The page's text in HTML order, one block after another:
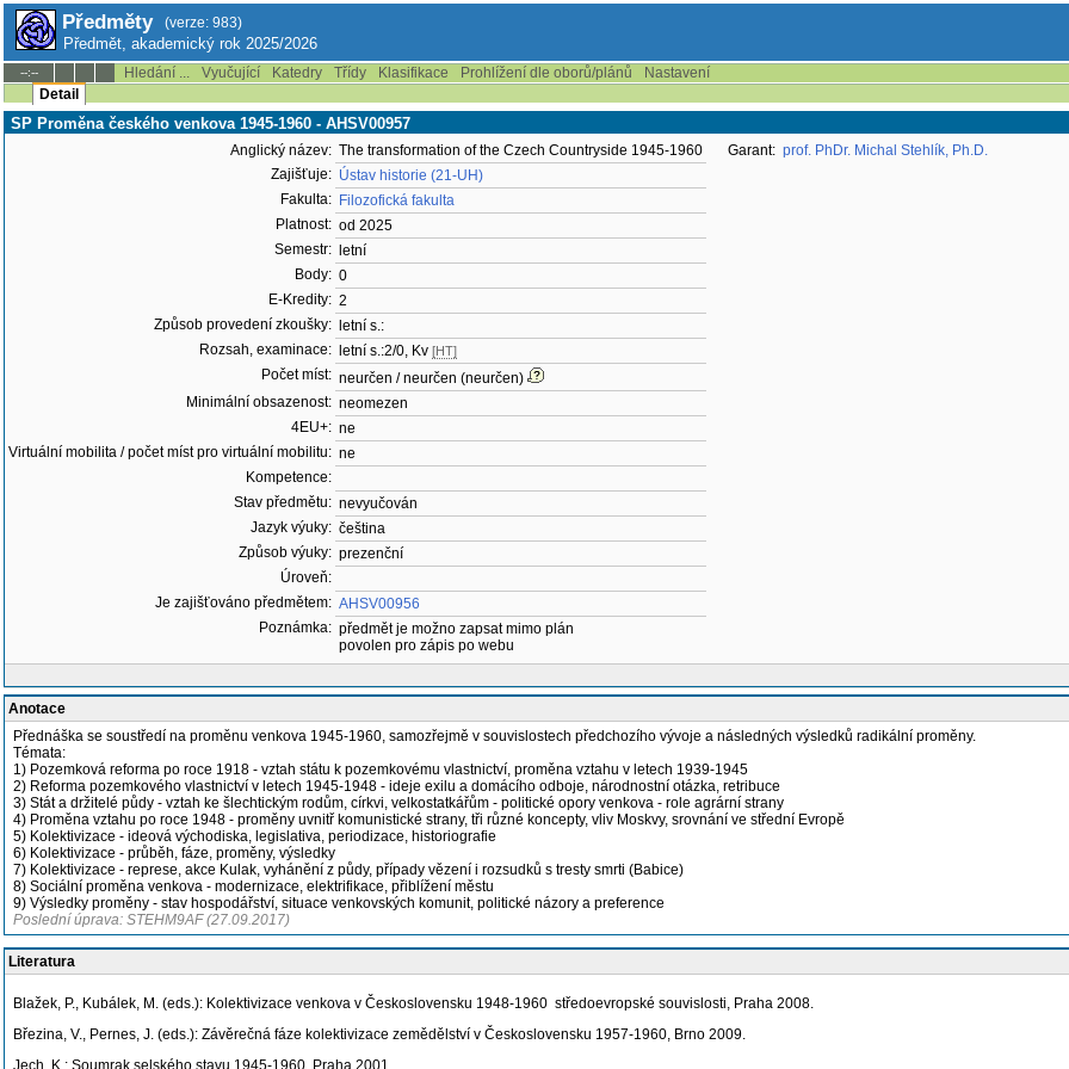
Předměty (verze: 983)
Předmět, akademický rok 2025/2026
--:-- Hledání ... Vyučující Katedry Třídy Klasifikace Prohlížení dle oborů/plánů
Nastavení
Detail
SP Proměna českého venkova 1945-1960 - AHSV00957
Anglický název: The transformation of the Czech Countryside 1945-1960
Zajišťuje: Ústav historie (21-UH)
Fakulta: Filozofická fakulta
Platnost: od 2025
Semestr:
letní
Body: 0
E-Kredity: 2
Způsob provedení zkoušky:
letní s.:
Rozsah, examinace:
letní s.:2/0, Kv [HT]
Počet míst: neurčen / neurčen (neurčen)
Minimální obsazenost: neomezen
4EU+: ne
Virtuální mobilita / počet míst pro virtuální mobilitu: ne
Kompetence:
Stav předmětu: nevyučován
Jazyk výuky: čeština
Způsob výuky: prezenční
Úroveň:
Je zajišťováno předmětem: AHSV00956
Poznámka: předmět je možno zapsat mimo plán
povolen pro zápis po webu
Garant: prof. PhDr. Michal Stehlík, Ph.D.
Anotace
Přednáška se soustředí na proměnu venkova 1945-1960, samozřejmě v souvislostech předchozího vývoje a následných výsledků radikální proměny.
Témata:
1) Pozemková reforma po roce 1918 - vztah státu k pozemkovému vlastnictví, proměna vztahu v letech 1939-1945
2) Reforma pozemkového vlastnictví v letech 1945-1948 - ideje exilu a domácího odboje, národnostní otázka, retribuce
3) Stát a držitelé půdy - vztah ke šlechtickým rodům, církvi, velkostatkářům - politické opory venkova - role agrární strany
4) Proměna vztahu po roce 1948 - proměny uvnitř komunistické strany, tři různé koncepty, vliv Moskvy, srovnání ve střední Evropě
5) Kolektivizace - ideová východiska, legislativa, periodizace, historiografie
6) Kolektivizace - průběh, fáze, proměny, výsledky
7) Kolektivizace - represe, akce Kulak, vyhánění z půdy, případy vězení i rozsudků s tresty smrti (Babice)
8) Sociální proměna venkova - modernizace, elektrifikace, přiblížení městu
9) Výsledky proměny - stav hospodářství, situace venkovských komunit, politické názory a preference
Poslední úprava: STEHM9AF (27.09.2017)
Literatura
Blažek, P., Kubálek, M. (eds.): Kolektivizace venkova v Československu 1948-1960 středoevropské souvislosti, Praha 2008.
Březina, V., Pernes, J. (eds.): Závěrečná fáze kolektivizace zemědělství v Československu 1957-1960, Brno 2009.
Jech, K.: Soumrak selského stavu 1945-1960, Praha 2001.